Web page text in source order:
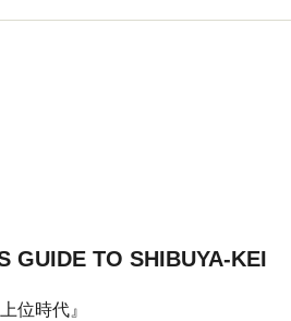
GUIDE TO SHIBUYA-KEI
位時代』